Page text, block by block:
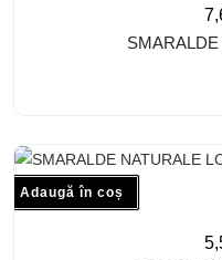
Adaugă în coș